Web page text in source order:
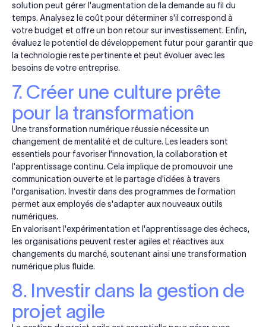
solution peut gérer l'augmentation de la demande au fil du
temps. Analysez le coût pour déterminer s'il correspond à
votre budget et offre un bon retour sur investissement. Enfin,
évaluez le potentiel de développement futur pour garantir que
la technologie reste pertinente et peut évoluer avec les
besoins de votre entreprise.
7. Créer une culture prête
pour la transformation
Une transformation numérique réussie nécessite un
changement de mentalité et de culture. Les leaders sont
essentiels pour favoriser l'innovation, la collaboration et
l'apprentissage continu. Cela implique de promouvoir une
communication ouverte et le partage d'idées à travers
l'organisation. Investir dans des programmes de formation
permet aux employés de s'adapter aux nouveaux outils
numériques.
En valorisant l'expérimentation et l'apprentissage des échecs,
les organisations peuvent rester agiles et réactives aux
changements du marché, soutenant ainsi une transformation
numérique plus fluide.
8. Investir dans la gestion de
projet agile